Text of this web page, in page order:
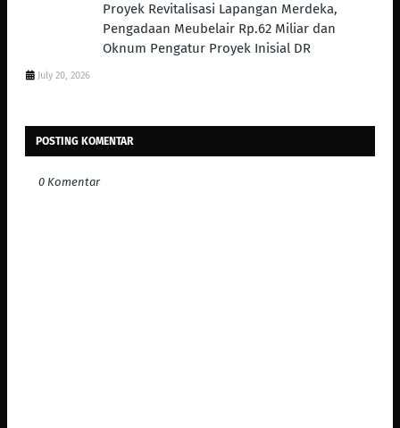
Proyek Revitalisasi Lapangan Merdeka,
Pengadaan Meubelair Rp.62 Miliar dan
Oknum Pengatur Proyek Inisial DR
July 20, 2026
POSTING KOMENTAR
0 Komentar